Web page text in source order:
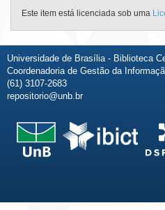
Este item está licenciada sob uma
Universidade de Brasília - Biblioteca
Coordenadoria de Gestão da
(61) 3107-2683
repositorio@unb.br